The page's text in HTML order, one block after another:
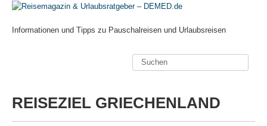
Informationen und Tipps zu Pauschalreisen und Urlaubsreisen
REISEZIEL GRIECHENLAND